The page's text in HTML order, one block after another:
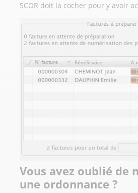
SCOR doit la cocher pour y avoir
Vous avez oublié de
une ordonnance ?